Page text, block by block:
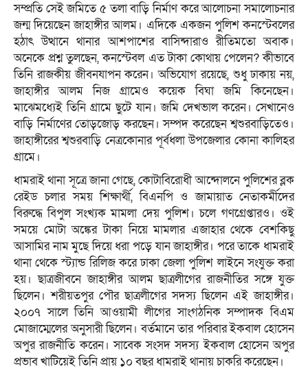
সম্প্রতি সেই জমিতে ৫ তলা বাড়ি নির্মাণ করে আলোচনা সমালোচনার
জন্ম দিয়েছেন জাহাঙ্গীর আলম। এদিকে একজন পুলিশ কনস্টেবলের
হঠাৎ উত্থানে থানার আশপাশের বাসিন্দারাও রীতিমতো অবাক।
অনেকে প্রশ্ন তুলছেন, কনস্টেবল এত টাকা কোথায় পেলেন? কীভাবে
তিনি রাজকীয় জীবনযাপন করেন। অভিযোগ রয়েছে, শুধু ঢাকায় নয়,
জাহাঙ্গীর আলম নিজ গ্রামেও কয়েক বিঘা জমি কিনেছেন।
মাঝেমধ্যেই তিনি গ্রামে ছুটে যান। জমি দেখভাল করেন। সেখানেও
বাড়ি নির্মাণের তোড়জোড় করছেন। সম্পদ করেছেন শ্বশুরবাড়িতেও।
জাহাঙ্গীরের শ্বশুরবাড়ি নেত্রকোনার পূর্বধলা উপজেলার কোনা কালিহর
গ্রামে।
ধামরাই থানা সূত্রে জানা গেছে, কোটাবিরোধী আন্দোলনে পুলিশের ব্লক
রেইড চলার সময় শিক্ষার্থী, বিএনপি ও জামায়াত নেতাকর্মীদের
বিরুদ্ধে বিপুল সংখ্যক মামলা দেয় পুলিশ। চলে গণগ্রেপ্তারও। ওই
সময়ে মোটা অঙ্কের টাকা নিয়ে মামলার এজাহার থেকে বেশকিছু
আসামির নাম মুছে দিয়ে ধরা পড়ে যান জাহাঙ্গীর। পরে তাকে ধামরাই
থানা থেকে স্ট্যান্ড রিলিজ করে ঢাকা জেলা পুলিশ লাইনে সংযুক্ত করা
হয়। ছাত্রজীবনে জাহাঙ্গীর আলম ছাত্রলীগের রাজনীতির সঙ্গে যুক্ত
ছিলেন। শরীয়তপুর পৌর ছাত্রলীগের সদস্য ছিলেন এই জাহাঙ্গীর।
২০০৭ সালে তিনি আওয়ামী লীগের সাংগঠনিক সম্পাদক বিএম
মোজাম্মেলের অনুসারী ছিলেন। বর্তমানে তার পরিবার ইকবাল হোসেন
অপুর রাজনীতি করেন। সাবেক সংসদ সদস্য ইকবাল হোসেন অপুর
প্রভাব খাটিয়েই তিনি প্রায় ১০ বছর ধামরাই থানায় চাকরি করেছেন।